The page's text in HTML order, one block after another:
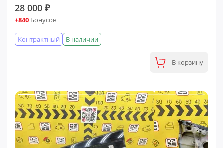
28 000 ₽
+840 Бонусов
В наличии
Контрактный
В корзину